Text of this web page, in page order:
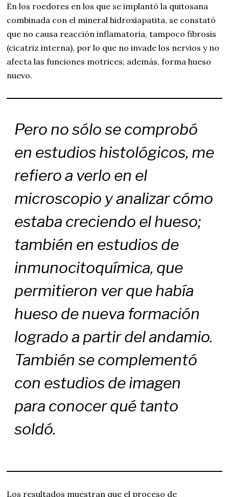
En los roedores en los que se implantó la quitosana
combinada con el mineral hidroxiapatita, se constató
que no causa reacción inflamatoria, tampoco fibrosis
(cicatriz interna), por lo que no invade los nervios y no
afecta las funciones motrices; además, forma hueso
nuevo.
Pero no sólo se comprobó
en estudios histológicos, me
refiero a verlo en el
microscopio y analizar cómo
estaba creciendo el hueso;
también en estudios de
inmunocitoquímica, que
permitieron ver que había
hueso de nueva formación
logrado a partir del andamio.
También se complementó
con estudios de imagen
para conocer qué tanto
soldó.
Los resultados muestran que el proceso de